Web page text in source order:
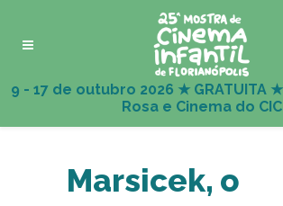
Marsicek, o